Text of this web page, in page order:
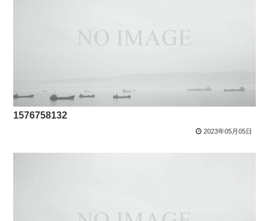
1576758132
2023年05月05日